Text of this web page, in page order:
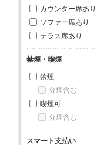
カウンター席あり
ソファー席あり
テラス席あり
禁煙・喫煙
禁煙
分煙含む
喫煙可
分煙含む
スマート支払い